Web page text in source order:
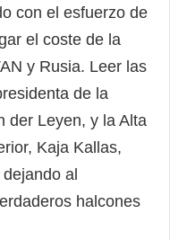
con el esfuerzo de
el coste de la
y Rusia. Leer las
de la
der Leyen, y la Alta
Kaja Kallas,
al
halcones